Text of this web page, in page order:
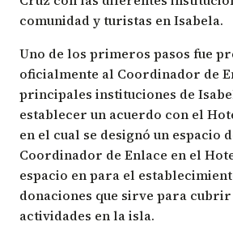
comunidad y turistas en Isabela.
Uno de los primeros pasos fue
oficialmente al Coordinador de
principales instituciones de
establecer un acuerdo con el
en el cual se designó un espacio
Coordinador de Enlace en el
espacio en para el
donaciones que sirve para
actividades en la isla.